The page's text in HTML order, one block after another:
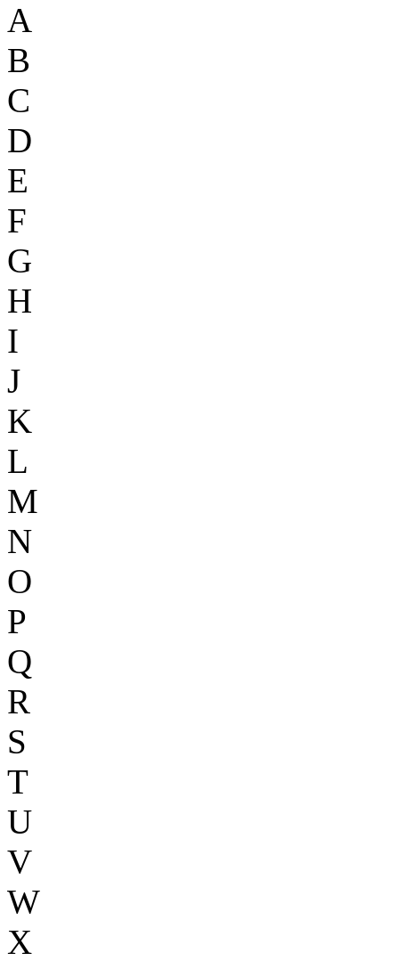
A
B
C
D
E
F
G
H
I
J
K
L
M
N
O
P
Q
R
S
T
U
V
W
X